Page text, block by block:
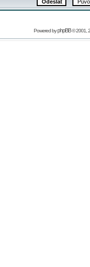
Powered byphpBB© 2001,